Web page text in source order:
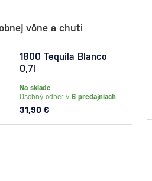
vône a chuti
1800 Tequila Blanco
0,7l
Na sklade
Osobný odber v 6 predajniach
31,90 €